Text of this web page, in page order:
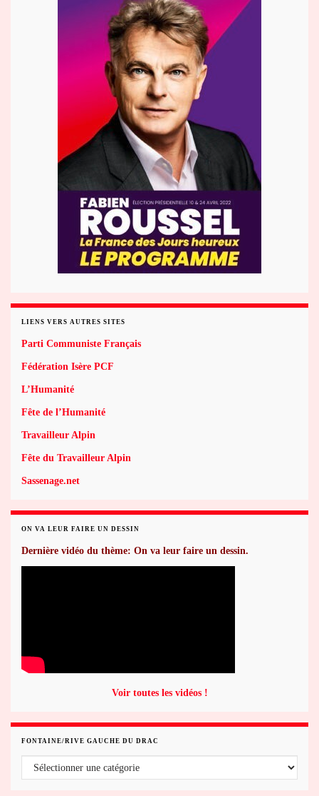
LIENS VERS AUTRES SITES
Parti Communiste Français
Fédération Isère PCF
L’Humanité
Fête de l’Humanité
Travailleur Alpin
Fête du Travailleur Alpin
Sassenage.net
ON VA LEUR FAIRE UN DESSIN
Dernière vidéo du thème: On va leur faire un dessin.
Voir toutes les vidéos !
FONTAINE/RIVE GAUCHE DU DRAC